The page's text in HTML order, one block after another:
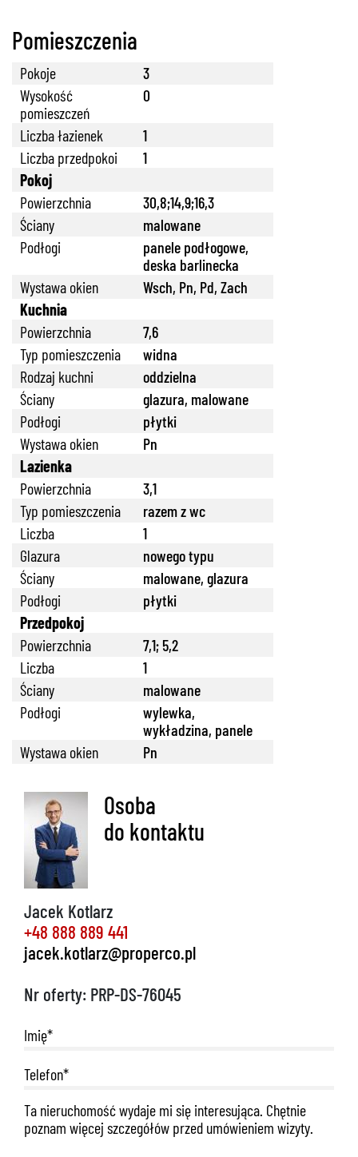
Pomieszczenia
Pokoje
3
Wysokość
pomieszczeń
0
Liczba łazienek
1
Liczba przedpokoi
1
Pokoj
Powierzchnia
30,8;14,9;16,3
Ściany
malowane
Podłogi
panele podłogowe,
deska barlinecka
Wystawa okien
Wsch, Pn, Pd, Zach
Kuchnia
Powierzchnia
7,6
Typ pomieszczenia
widna
Rodzaj kuchni
oddzielna
Ściany
glazura, malowane
Podłogi
płytki
Wystawa okien
Pn
Lazienka
Powierzchnia
3,1
Typ pomieszczenia
razem z wc
Liczba
1
Glazura
nowego typu
Ściany
malowane, glazura
Podłogi
płytki
Przedpokoj
Powierzchnia
7,1; 5,2
Liczba
1
Ściany
malowane
Podłogi
wylewka,
wykładzina, panele
Wystawa okien
Pn
Osoba
do kontaktu
Jacek Kotlarz
+48 888 889 441
jacek.kotlarz@properco.pl
Nr oferty: PRP-DS-76045
692 024 827